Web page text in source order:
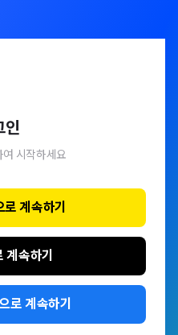
인
여 시작하세요
계속하기
속하기
로 계속하기